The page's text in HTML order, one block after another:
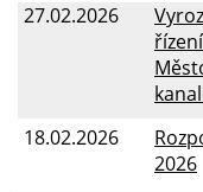
27.02.2026
18.02.2026
2026